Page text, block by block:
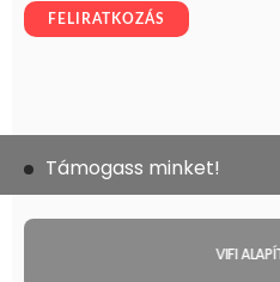
Támogass minket!
VIFI